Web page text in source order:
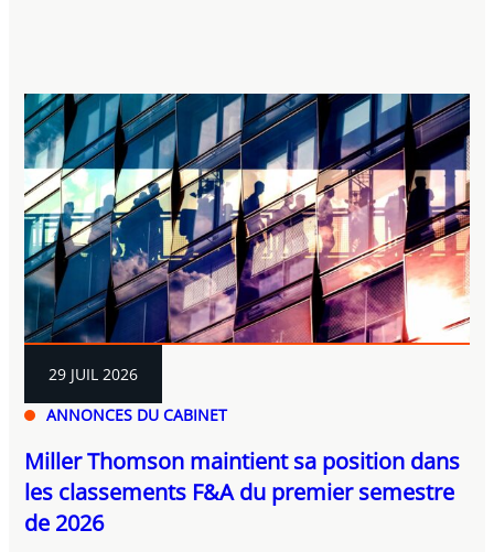
ANNONCES DU CABINET
29 JUIL 2026
Miller Thomson maintient sa position dans
les classements F&A du premier semestre
de 2026